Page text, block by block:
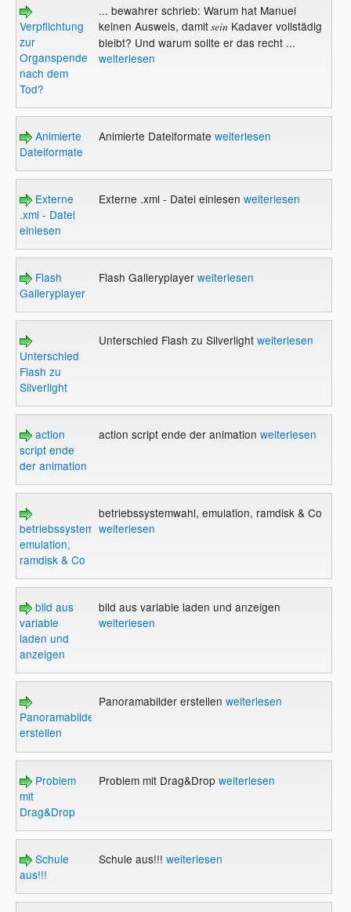
Verpflichtung
zur
Organspende
nach dem
Tod?
... bewahrer schrieb: Warum hat Manuel
keinen Ausweis, damitseinKadaver vollstädig
bleibt? Und warum sollte er das recht ...
weiterlesen
Animierte
Dateiformate
Animierte Dateiformate weiterlesen
Externe
.xml - Datei
einlesen
Externe .xml - Datei einlesen weiterlesen
Flash
Galleryplayer
Flash Galleryplayer weiterlesen
Unterschied
Flash zu
Silverlight
Unterschied Flash zu Silverlight weiterlesen
action
script ende
der animation
action script ende der animation weiterlesen
betriebssystemwahl,
emulation,
ramdisk & Co
betriebssystemwahl, emulation, ramdisk & Co
weiterlesen
bild aus
variable
laden und
anzeigen
bild aus variable laden und anzeigen
weiterlesen
Panoramabilder
erstellen
Panoramabilder erstellen weiterlesen
Problem
mit
Drag&Drop
Problem mit Drag&Drop weiterlesen
Schule
aus!!!
Schule aus!!! weiterlesen